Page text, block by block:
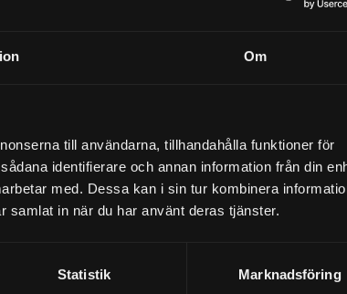
Om
till användarna, tillhandahålla funktioner för
identifierare och annan information från din
med. Dessa kan i sin tur kombinera
samlat in när du har använt deras tjänster.
Statistik Marknadsföring